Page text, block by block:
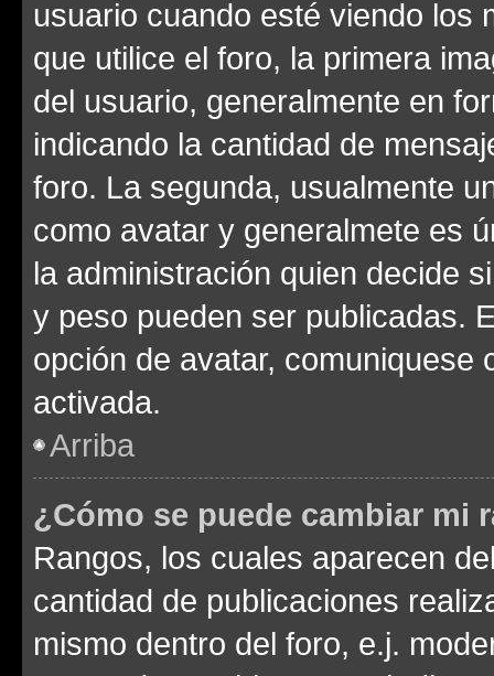
usuario cuando esté viendo los
que utilice el foro, la primera
del usuario, generalmente en
indicando la cantidad de
foro. La segunda, usualmente
como avatar y generalmete es
la administración quien decide
y peso pueden ser publicadas.
opción de avatar, comuniquese
activada.
Arriba
¿Cómo se puede cambiar mi
Rangos, los cuales aparecen
cantidad de publicaciones
mismo dentro del foro, e.j.